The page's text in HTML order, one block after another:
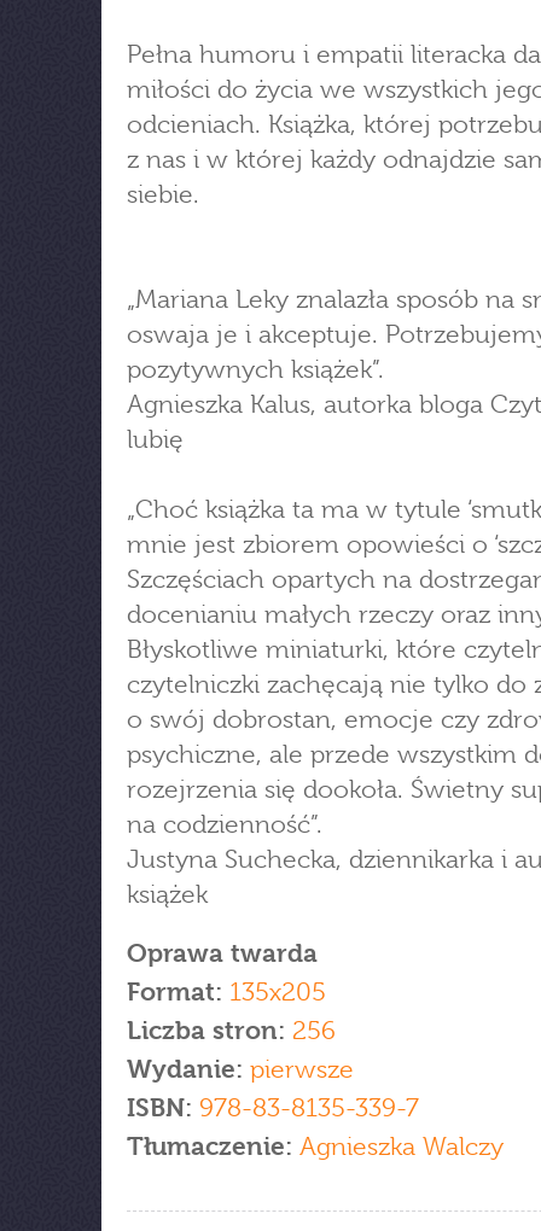
Pełna humoru i empatii literacka
miłości do życia we wszystkich
odcieniach. Książka, której
z nas i w której każdy odnajdzie
siebie.
„Mariana Leky znalazła sposób na
oswaja je i akceptuje.
pozytywnych książek”.
Agnieszka Kalus, autorka bloga
lubię
„Choć książka ta ma w tytule
mnie jest zbiorem opowieści o
Szczęściach opartych na
docenianiu małych rzeczy oraz
Błyskotliwe miniaturki, które
czytelniczki zachęcają nie tylko do
o swój dobrostan, emocje czy
psychiczne, ale przede wszystkim
rozejrzenia się dookoła. Świetny
na codzienność”.
Justyna Suchecka, dziennikarka i
książek
Oprawa twarda
Format: 135x205
Liczba stron: 256
Wydanie: pierwsze
ISBN: 978-83-8135-339-7
Tłumaczenie: Agnieszka Walczy